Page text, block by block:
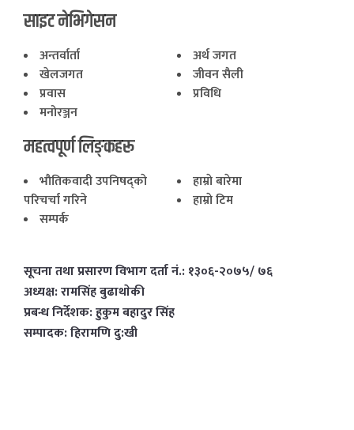
साइट नेभिगेसन
अन्तर्वार्ता
अर्थ जगत
खेलजगत
जीवन सैली
प्रवास
प्रविधि
मनोरञ्जन
महत्वपूर्ण लिङ्कहरू
भाैतिकवादी उपनिषद्काे
परिचर्चा गरिने
हाम्राे बारेमा
हाम्राे टिम
सम्पर्क
सूचना तथा प्रसारण विभाग दर्ता नं.: १३०६-२०७५/ ७६
अध्यक्ष: रामसिंह बुढाथाेकी
प्रबन्ध निर्देशक: हुकुम बहादुर सिंह
सम्पादक: हिरामणि दु:खी